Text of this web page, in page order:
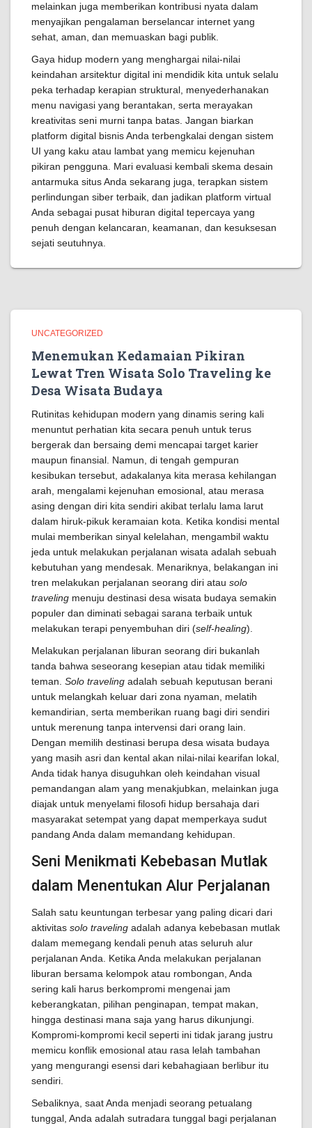
melainkan juga memberikan kontribusi nyata dalam
menyajikan pengalaman berselancar internet yang
sehat, aman, dan memuaskan bagi publik.
Gaya hidup modern yang menghargai nilai-nilai
keindahan arsitektur digital ini mendidik kita untuk selalu
peka terhadap kerapian struktural, menyederhanakan
menu navigasi yang berantakan, serta merayakan
kreativitas seni murni tanpa batas. Jangan biarkan
platform digital bisnis Anda terbengkalai dengan sistem
UI yang kaku atau lambat yang memicu kejenuhan
pikiran pengguna. Mari evaluasi kembali skema desain
antarmuka situs Anda sekarang juga, terapkan sistem
perlindungan siber terbaik, dan jadikan platform virtual
Anda sebagai pusat hiburan digital tepercaya yang
penuh dengan kelancaran, keamanan, dan kesuksesan
sejati seutuhnya.
UNCATEGORIZED
Menemukan Kedamaian Pikiran
Lewat Tren Wisata Solo Traveling ke
Desa Wisata Budaya
Rutinitas kehidupan modern yang dinamis sering kali
menuntut perhatian kita secara penuh untuk terus
bergerak dan bersaing demi mencapai target karier
maupun finansial. Namun, di tengah gempuran
kesibukan tersebut, adakalanya kita merasa kehilangan
arah, mengalami kejenuhan emosional, atau merasa
asing dengan diri kita sendiri akibat terlalu lama larut
dalam hiruk-pikuk keramaian kota. Ketika kondisi mental
mulai memberikan sinyal kelelahan, mengambil waktu
jeda untuk melakukan perjalanan wisata adalah sebuah
kebutuhan yang mendesak. Menariknya, belakangan ini
tren melakukan perjalanan seorang diri atau solo
traveling menuju destinasi desa wisata budaya semakin
populer dan diminati sebagai sarana terbaik untuk
melakukan terapi penyembuhan diri (self-healing).
Melakukan perjalanan liburan seorang diri bukanlah
tanda bahwa seseorang kesepian atau tidak memiliki
teman. Solo traveling adalah sebuah keputusan berani
untuk melangkah keluar dari zona nyaman, melatih
kemandirian, serta memberikan ruang bagi diri sendiri
untuk merenung tanpa intervensi dari orang lain.
Dengan memilih destinasi berupa desa wisata budaya
yang masih asri dan kental akan nilai-nilai kearifan lokal,
Anda tidak hanya disuguhkan oleh keindahan visual
pemandangan alam yang menakjubkan, melainkan juga
diajak untuk menyelami filosofi hidup bersahaja dari
masyarakat setempat yang dapat memperkaya sudut
pandang Anda dalam memandang kehidupan.
Seni Menikmati Kebebasan Mutlak
dalam Menentukan Alur Perjalanan
Salah satu keuntungan terbesar yang paling dicari dari
aktivitas solo traveling adalah adanya kebebasan mutlak
dalam memegang kendali penuh atas seluruh alur
perjalanan Anda. Ketika Anda melakukan perjalanan
liburan bersama kelompok atau rombongan, Anda
sering kali harus berkompromi mengenai jam
keberangkatan, pilihan penginapan, tempat makan,
hingga destinasi mana saja yang harus dikunjungi.
Kompromi-kompromi kecil seperti ini tidak jarang justru
memicu konflik emosional atau rasa lelah tambahan
yang mengurangi esensi dari kebahagiaan berlibur itu
sendiri.
Sebaliknya, saat Anda menjadi seorang petualang
tunggal, Anda adalah sutradara tunggal bagi perjalanan